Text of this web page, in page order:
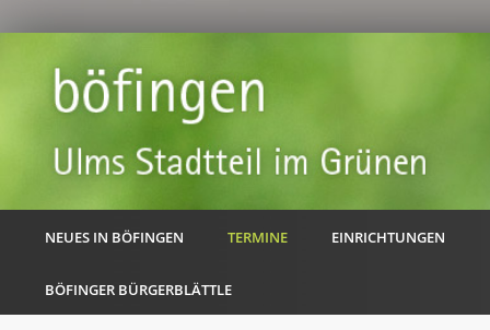
NEUES IN BÖFINGEN TERMINE EINRICHTUNGEN
BÖFINGER BÜRGERBLÄTTLE